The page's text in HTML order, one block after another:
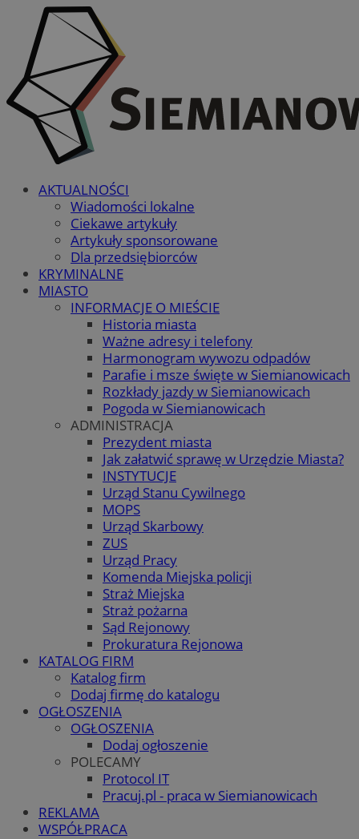
AKTUALNOŚCI
Wiadomości lokalne
Ciekawe artykuły
Artykuły sponsorowane
Dla przedsiębiorców
KRYMINALNE
MIASTO
INFORMACJE O MIEŚCIE
Historia miasta
Ważne adresy i telefony
Harmonogram wywozu odpadów
Parafie i msze święte w Siemianowicach
Rozkłady jazdy w Siemianowicach
Pogoda w Siemianowicach
ADMINISTRACJA
Prezydent miasta
Jak załatwić sprawę w Urzędzie Miasta?
INSTYTUCJE
Urząd Stanu Cywilnego
MOPS
Urząd Skarbowy
ZUS
Urząd Pracy
Komenda Miejska policji
Straż Miejska
Straż pożarna
Sąd Rejonowy
Prokuratura Rejonowa
KATALOG FIRM
Katalog firm
Dodaj firmę do katalogu
OGŁOSZENIA
OGŁOSZENIA
Dodaj ogłoszenie
POLECAMY
Protocol IT
Pracuj.pl - praca w Siemianowicach
REKLAMA
WSPÓŁPRACA